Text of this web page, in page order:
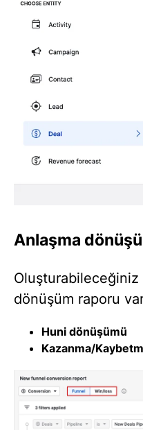
Anlaşma
dönüşüm raporu
Huni dönüşümü
Kazanma/